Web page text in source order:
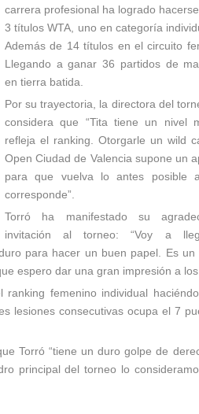
carrera profesional ha logrado
3 títulos WTA, uno en categoría
Además de 14 títulos en el circuito
Llegando a ganar 36 partidos de
en tierra batida.
Por su trayectoria, la directora del
considera que “Tita tiene un nivel
refleja el ranking. Otorgarle un wild
Open Ciudad de Valencia supone un
para que vuelva lo antes posible
corresponde”.
Torró ha manifestado su
invitación al torneo: “Voy a
para hacer un buen papel. Es
espero dar una gran impresión a los
femenino individual
lesiones consecutivas ocupa el 7
Torró “tiene un duro golpe de
principal del torneo lo